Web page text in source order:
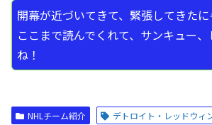
開幕が近づいてきて、緊張してきたに
ここまで読んでくれて、サンキュー、
ね！
NHLチーム紹介
デトロイト・レッドウィ